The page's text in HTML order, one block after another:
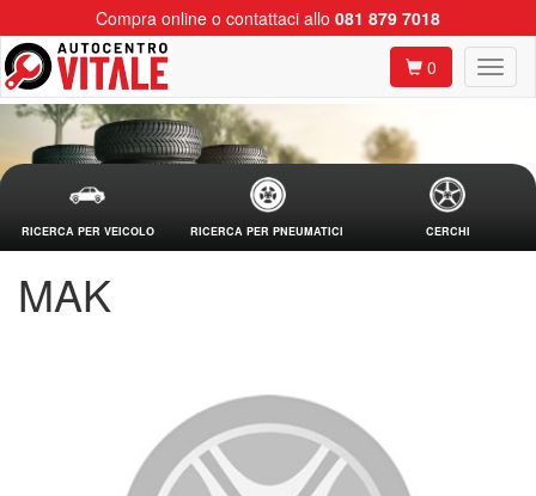
Compra online o contattaci allo 081 879 7018
0
RICERCA PER VEICOLO RICERCA PER PNEUMATICI CERCHI
MAK